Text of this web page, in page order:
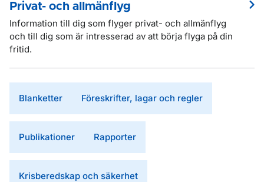
Privat- och allmänflyg
Information till dig som flyger privat- och allmänflyg
och till dig som är intresserad av att börja flyga på din
fritid.
Blanketter Föreskrifter, lagar och regler
Publikationer Rapporter
Krisberedskap och säkerhet